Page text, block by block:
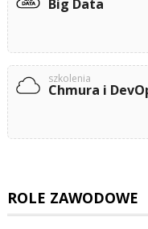
Big Data
szkolenia
Chmura i
ROLE ZAWODOWE